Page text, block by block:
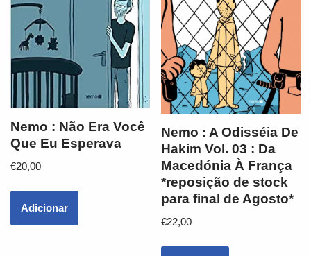
Nemo : Não Era Você
Que Eu Esperava
€20,00
Adicionar
Nemo : A Odisséia De
Hakim Vol. 03 : Da
Macedónia À França
*reposição de stock
para final de Agosto*
€22,00